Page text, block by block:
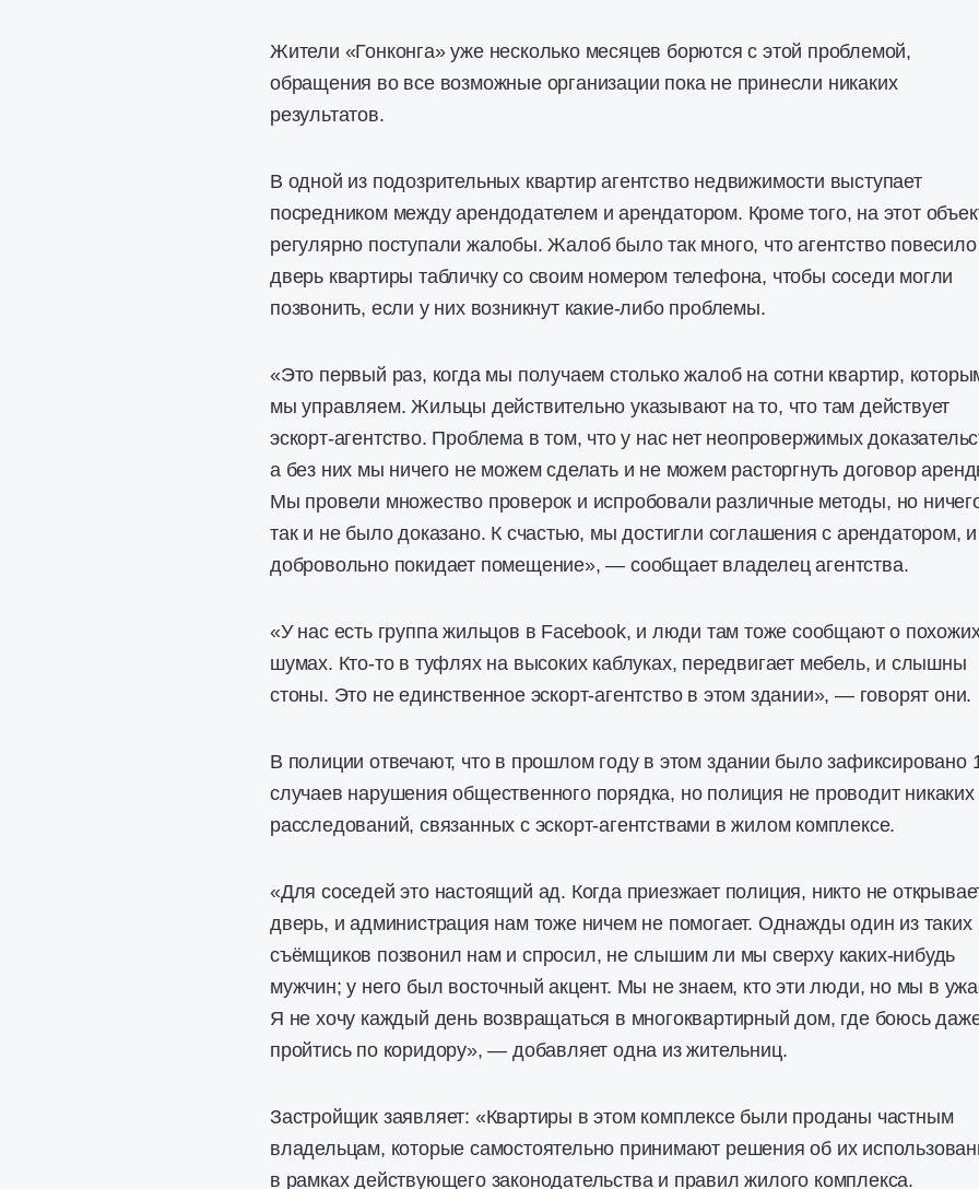
Жители «Гонконга» уже несколько месяцев борются с этой проблемой,
обращения во все возможные организации пока не принесли никаких
результатов.
В одной из подозрительных квартир агентство недвижимости выступает
посредником между арендодателем и арендатором. Кроме того, на этот
регулярно поступали жалобы. Жалоб было так много, что агентство
дверь квартиры табличку со своим номером телефона, чтобы соседи могли
позвонить, если у них возникнут какие-либо проблемы.
«Это первый раз, когда мы получаем столько жалоб на сотни квартир,
мы управляем. Жильцы действительно указывают на то, что там действует
эскорт-агентство. Проблема в том, что у нас нет неопровержимых
а без них мы ничего не можем сделать и не можем расторгнуть договор
Мы провели множество проверок и испробовали различные методы, но
так и не было доказано. К счастью, мы достигли соглашения с арендатором,
добровольно покидает помещение», — сообщает владелец агентства.
«У нас есть группа жильцов в Facebook, и люди там тоже сообщают о
шумах. Кто-то в туфлях на высоких каблуках, передвигает мебель, и слышны
стоны. Это не единственное эскорт-агентство в этом здании», — говорят они.
В полиции отвечают, что в прошлом году в этом здании было зафиксировано
случаев нарушения общественного порядка, но полиция не проводит никаких
расследований, связанных с эскорт-агентствами в жилом комплексе.
«Для соседей это настоящий ад. Когда приезжает полиция, никто не
дверь, и администрация нам тоже ничем не помогает. Однажды один из таких
съёмщиков позвонил нам и спросил, не слышим ли мы сверху каких-нибудь
мужчин; у него был восточный акцент. Мы не знаем, кто эти люди, но мы в
Я не хочу каждый день возвращаться в многоквартирный дом, где боюсь
пройтись по коридору», — добавляет одна из жительниц.
Застройщик заявляет: «Квартиры в этом комплексе были проданы частным
владельцам, которые самостоятельно принимают решения об их
в рамках действующего законодательства и правил жилого комплекса.